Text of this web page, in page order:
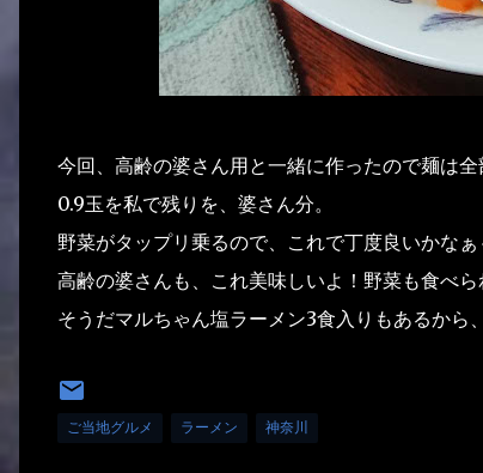
今回、高齢の婆さん用と一緒に作ったので麺は全
0.9玉を私で残りを、婆さん分。
野菜がタップリ乗るので、これで丁度良いかなぁ
高齢の婆さんも、これ美味しいよ！野菜も食べ
そうだマルちゃん塩ラーメン3食入りもあるから
ご当地グルメ ラーメン 神奈川